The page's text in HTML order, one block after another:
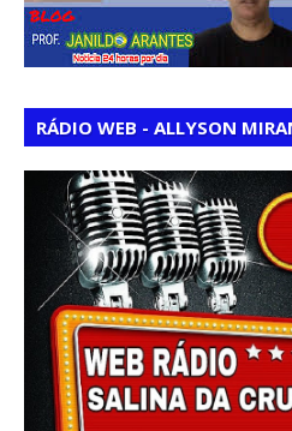
RÁDIO WEB - ALLYSON